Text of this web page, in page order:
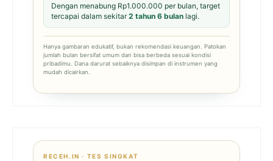
Dengan menabung Rp1.000.000 per bulan, target
tercapai dalam sekitar2 tahun 6 bulan lagi.
Hanya gambaran edukatif, bukan rekomendasi keuangan. Patokan
jumlah bulan bersifat umum dan bisa berbeda sesuai kondisi
pribadimu. Dana darurat sebaiknya disimpan di instrumen yang
mudah dicairkan.
RECEH.IN · TES SINGKAT